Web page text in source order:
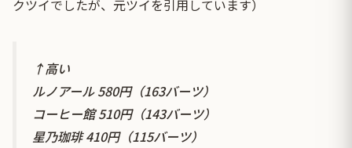
クツイでしたが、元ツイを引用しています）
↑高い
ルノアール 580円（163バーツ）
コーヒー館 510円（143バーツ）
星乃珈琲 410円（115バーツ）